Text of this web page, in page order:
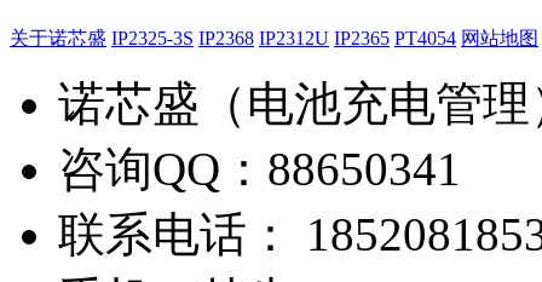
关于诺芯盛 IP2325-3S IP2368 IP2312U IP2365 PT4054 网站地图
诺芯盛（电池充电管理
咨询QQ：88650341
联系电话：